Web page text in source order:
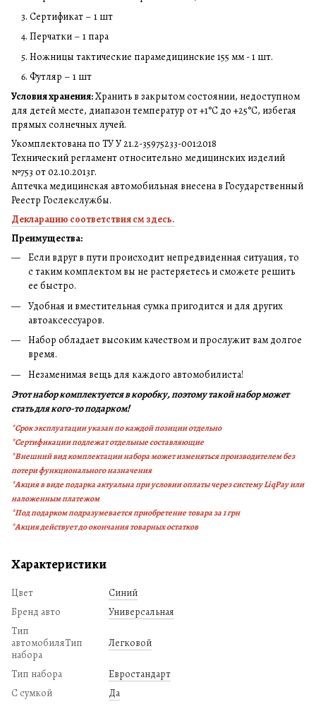
Сертификат – 1 шт
Перчатки – 1 пара
Ножницы тактические парамедицинские 155 мм - 1 шт.
Футляр – 1 шт
Условия хранения:Хранить в закрытом состоянии, недоступном
для детей месте, диапазон температур от +1°C до +25°C, избегая
прямых солнечных лучей.
Укомплектована по ТУ У 21.2-35975233-001:2018
Технический регламент относительно медицинских изделий
№753 от 02.10.2013г.
Аптечка медицинская автомобильная внесена в Государственный
Реестр Гослекслужбы.
Декларацию соответствия см здесь.
Преимущества:
Если вдруг в пути происходит непредвиденная ситуация, то
с таким комплектом вы не растеряетесь и сможете решить
ее быстро.
Удобная и вместительная сумка пригодится и для других
автоаксессуаров.
Набор обладает высоким качеством и прослужит вам долгое
время.
Незаменимая вещь для каждого автомобилиста!
Этот набор комплектуется в коробку, поэтому такой набор может
стать для кого-то подарком!
*Срок эксплуатации указан по каждой позиции отдельно
*Сертификации подлежат отдельные составляющие
*Внешний вид комплектации набора может изменяться производителем без
потери функционального назначения
*Акция в виде подарка актуальна при условии оплаты через систему LiqPay или
наложенным платежом
*Под подарком подразумевается приобретение товара за 1 грн
*Акция действует до окончания товарных остатков
Характеристики
Цвет
Синий
Бренд авто
Универсальная
Тип
автомобиляТип
набора
Легковой
Тип набора
Евростандарт
С сумкой
Да